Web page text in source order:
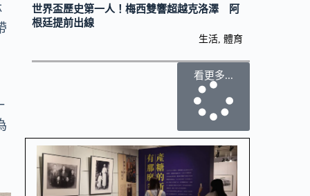
世界盃歷史第一人！梅西雙響超越克洛澤 阿
根廷提前出線
生活, 體育
看更多...